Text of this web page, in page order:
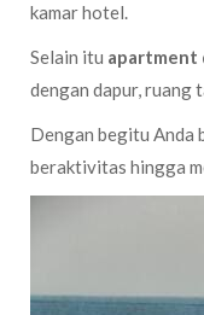
kamar hotel.
Selain itu apartment
dengan dapur, ruang
Dengan begitu Anda
beraktivitas hingga